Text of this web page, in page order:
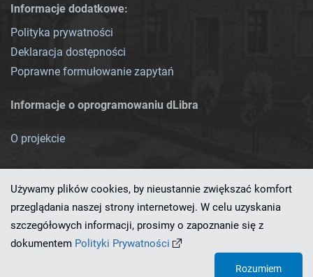
Informacje dodatkowe:
Polityka prywatności
Deklaracja dostępności
Poprawne formułowanie zapytań
Informacje o oprogramowaniu dLibra
O projekcie
Ten serwis działa dzięki oprogramowaniu
Używamy plików cookies, by nieustannie zwiększać komfort
przeglądania naszej strony internetowej. W celu uzyskania
szczegółowych informacji, prosimy o zapoznanie się z
dokumentem Polityki Prywatności
Rozumiem